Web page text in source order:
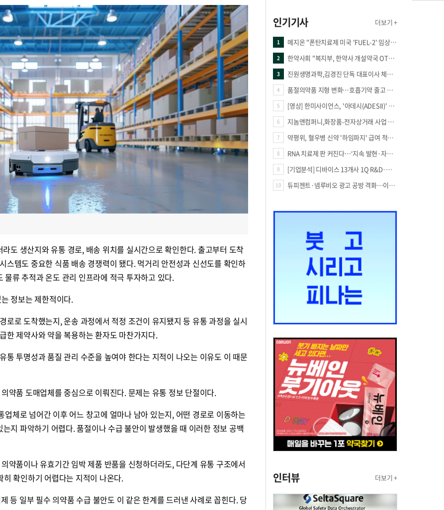
도 생산지와 유통 경로, 배송 위치를 실시간으로 확인한다. 출고부터 도착
스템도 중요한 식품 배송 경쟁력이 됐다. 먹거리 안전성과 신선도를 확인하
류 추적과 온도 관리 인프라에 적극 투자하고 있다.
정보는 제한적이다.
로로 도착했는지, 운송 과정에서 적정 조건이 유지됐지 등 유통 과정을 실시
한 제약사와 약을 복용하는 환자도 마찬가지다.
통 투명성과 품질 관리 수준을 높여야 한다는 지적이 나오는 이유도 이 때문
약품 도매업체를 중심으로 이뤄진다. 문제는 유통 정보 단절이다.
체로 넘어간 이후 어느 창고에 얼마나 남아 있는지, 어떤 경로로 이동하는
지 파악하기 어렵다. 품절이나 수급 불안이 발생했을 때 이러한 정보 공백
약품이나 유효기간 임박 제품 반품을 신청하더라도, 다단계 유통 구조에서
확인하기 어렵다는 지적이 나온다.
등 일부 필수 의약품 수급 불안도 이 같은 한계를 드러낸 사례로 꼽힌다. 당
인기기사 더보기 +
1 메지온 "폰탄치료제 미국 'FUEL-2' 임상 프로토콜 영국 승인"
2 한약사회 "복지부, 한약사 개설약국 OTC 공급 방해 더는 방관 말아야"
3 진원생명과학,김경진 단독 대표이사 체제 돌입
4 품절의약품 지형 변화…호흡기약 줄고 만성질환 복합제 늘었다
5 [영상] 한미사이언스, '아데시(ADESII)' 앞세워 더마 시장 판도 바꾼다
6 지놈앤컴퍼니,화장품-전자상거래 사업 진출
7 약평위, 혈우병 신약 '하임파지' 급여 적정성 인정…조건부 통과
8 RNA 치료제 판 커진다…‘지속 발현·자가증폭·단백질 복원’ 경쟁
9 [기업분석] 디바이스 13개사 1Q R&D·해외매출 증가
10 듀피젠트·넴루비오 광고 공방 격화…이번엔 사노피가 일부 문구 변경
인터뷰 더보기 +